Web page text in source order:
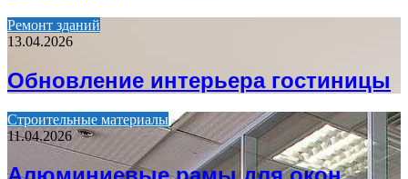
Ремонт зданий
13.04.2026
Обновление интерьера гостиницы
Строительные материалы
11.04.2026